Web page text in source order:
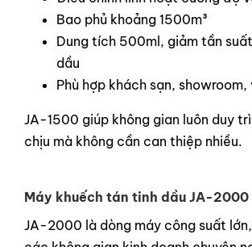
Bao phủ khoảng 1500m³
Dung tích 500ml, giảm tần
dầu
Phù hợp khách sạn, showroom,
JA-1500 giúp không gian luôn duy
chịu mà không cần can thiệp nhiều.
Máy khuếch tán tinh dầu JA-2000
JA-2000 là dòng máy công suất